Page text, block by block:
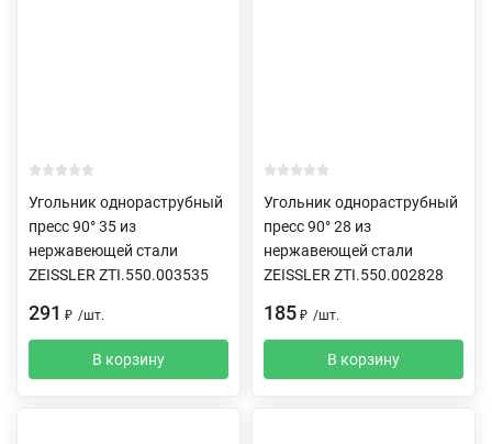
Угольник однораструбный
пресс 90° 35 из
нержавеющей стали
ZEISSLER ZTI.550.003535
291 ₽ /шт.
В корзину
Угольник однораструбный
пресс 90° 28 из
нержавеющей стали
ZEISSLER ZTI.550.002828
185 ₽ /шт.
В корзину